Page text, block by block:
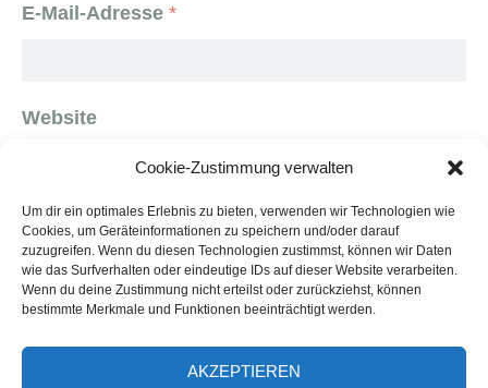
Cookie-Zustimmung verwalten
Um dir ein optimales Erlebnis zu bieten, verwenden wir Technologien wie
Cookies, um Geräteinformationen zu speichern und/oder darauf
zuzugreifen. Wenn du diesen Technologien zustimmst, können wir Daten
wie das Surfverhalten oder eindeutige IDs auf dieser Website verarbeiten.
Wenn du deine Zustimmung nicht erteilst oder zurückziehst, können
bestimmte Merkmale und Funktionen beeinträchtigt werden.
AKZEPTIEREN
E-Mail-Adresse *
Website
Name, E-Mail-Adresse und Website in diesem
Browser für meinen nächsten Kommentar
speichern.